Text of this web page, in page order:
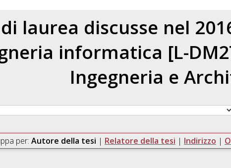
laurea discusse nel
informatica [L-
Ingegneria e
per: Autore della tesi | Relatore della tesi | Indirizzo |